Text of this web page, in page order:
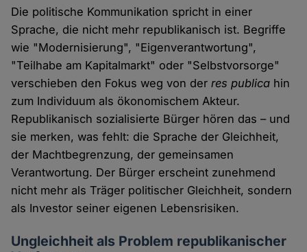
Die politische Kommunikation spricht in einer
Sprache, die nicht mehr republikanisch ist. Begriffe
wie "Modernisierung", "Eigenverantwortung",
"Teilhabe am Kapitalmarkt" oder "Selbstvorsorge"
verschieben den Fokus weg von derres publica hin
zum Individuum als ökonomischem Akteur.
Republikanisch sozialisierte Bürger hören das – und
sie merken, was fehlt: die Sprache der Gleichheit,
der Machtbegrenzung, der gemeinsamen
Verantwortung. Der Bürger erscheint zunehmend
nicht mehr als Träger politischer Gleichheit, sondern
als Investor seiner eigenen Lebensrisiken.
Ungleichheit als Problem republikanischer